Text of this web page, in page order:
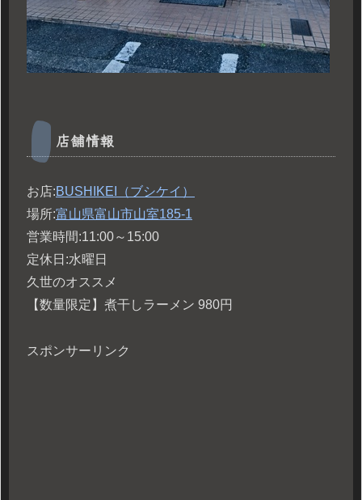
店舗情報
お店:BUSHIKEI（ブシケイ）
場所:富山県富山市山室185-1
営業時間:11:00～15:00
定休日:水曜日
久世のオススメ
【数量限定】煮干しラーメン 980円
スポンサーリンク